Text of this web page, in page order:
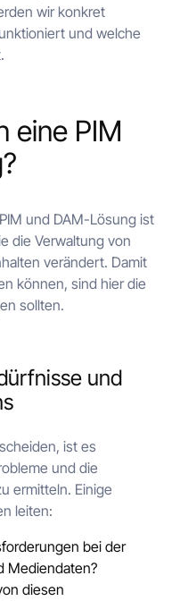
wir konkret
und welche
eine PIM
und DAM-Lösung ist
die Verwaltung von
verändert. Damit
können, sind hier die
sollten.
und
ist es
und die
ermitteln. Einige
leiten:
bei der
Mediendaten?
diesen